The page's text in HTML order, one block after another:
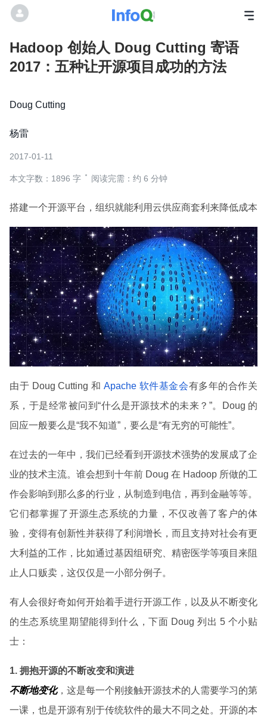
Hadoop 创始人 Doug Cutting 寄语
2017：五种让开源项目成功的方法
Doug Cutting
杨雷
2017-01-11
本文字数：1896 字 阅读完需：约 6 分钟
搭建一个开源平台，组织就能利用云供应商套利来降低成本
由于 Doug Cutting 和 Apache 软件基金会有多年的合作关
系，于是经常被问到“什么是开源技术的未来？”。Doug 的
回应一般要么是“我不知道”，要么是“有无穷的可能性”。
在过去的一年中，我们已经看到开源技术强势的发展成了企
业的技术主流。谁会想到十年前 Doug 在 Hadoop 所做的工
作会影响到那么多的行业，从制造到电信，再到金融等等。
它们都掌握了开源生态系统的力量，不仅改善了客户的体
验，变得有创新性并获得了利润增长，而且支持对社会有更
大利益的工作，比如通过基因组研究、精密医学等项目来阻
止人口贩卖，这仅仅是一小部分例子。
有人会很好奇如何开始着手进行开源工作，以及从不断变化
的生态系统里期望能得到什么，下面 Doug 列出 5 个小贴
士：
1. 拥抱开源的不断改变和演进
不断地变化，这是每一个刚接触开源技术的人需要学习的第
一课，也是开源有别于传统软件的最大不同之处。开源的本